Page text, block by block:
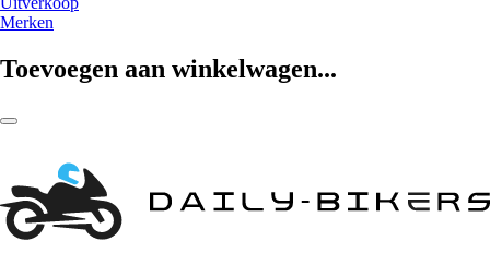
Merken
Toevoegen aan winkelwagen...